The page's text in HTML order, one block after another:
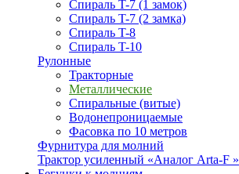
Спираль T-7 (1 замок)
Спираль T-7 (2 замка)
Спираль T-8
Спираль T-10
Рулонные
Тракторные
Металлические
Спиральные (витые)
Водонепроницаемые
Фасовка по 10 метров
Фурнитура для молний
Трактор усиленный «Аналог Arta-F »